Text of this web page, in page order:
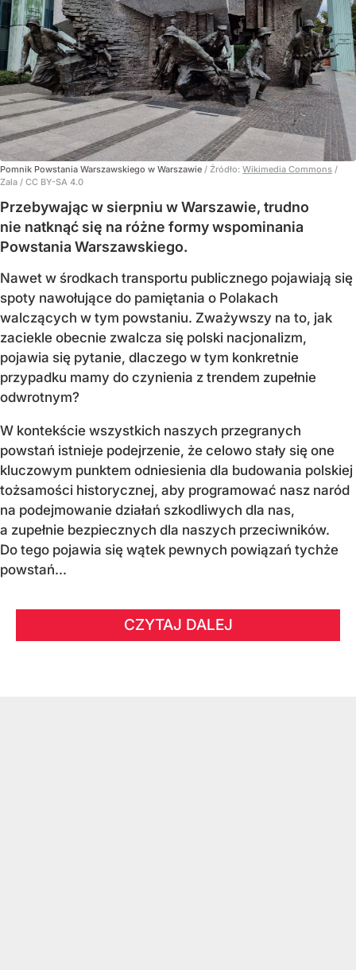
Pomnik Powstania Warszawskiego w Warszawie / Źródło: Wikimedia Commons /
Zala / CC BY-SA 4.0
Przebywając w sierpniu w Warszawie, trudno
nie natknąć się na różne formy wspominania
Powstania Warszawskiego.
Nawet w środkach transportu publicznego pojawiają się
spoty nawołujące do pamiętania o Polakach
walczących w tym powstaniu. Zważywszy na to, jak
zaciekle obecnie zwalcza się polski nacjonalizm,
pojawia się pytanie, dlaczego w tym konkretnie
przypadku mamy do czynienia z trendem zupełnie
odwrotnym?
W kontekście wszystkich naszych przegranych
powstań istnieje podejrzenie, że celowo stały się one
kluczowym punktem odniesienia dla budowania polskiej
tożsamości historycznej, aby programować nasz naród
na podejmowanie działań szkodliwych dla nas,
a zupełnie bezpiecznych dla naszych przeciwników.
Do tego pojawia się wątek pewnych powiązań tychże
powstań...
CZYTAJ DALEJ